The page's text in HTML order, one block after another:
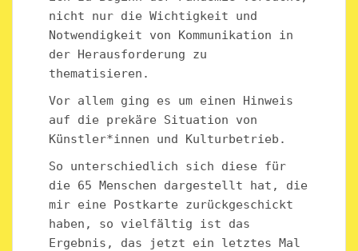
nicht nur die Wichtigkeit und
Notwendigkeit von Kommunikation in
der Herausforderung zu
thematisieren.
Vor allem ging es um einen Hinweis
auf die prekäre Situation von
Künstler*innen und Kulturbetrieb.
So unterschiedlich sich diese für
die 65 Menschen dargestellt hat, die
mir eine Postkarte zurückgeschickt
haben, so vielfältig ist das
Ergebnis, das jetzt ein letztes Mal